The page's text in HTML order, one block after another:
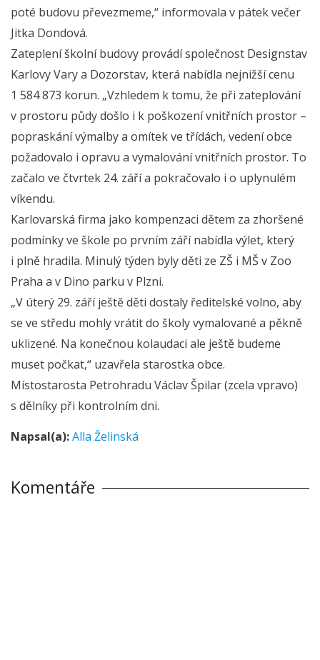
poté budovu převezmeme,“ informovala v pátek večer
Jitka Dondová.
Zateplení školní budovy provádí společnost Designstav
Karlovy Vary a Dozorstav, která nabídla nejnižší cenu
1 584 873 korun. „Vzhledem k tomu, že při zateplování
v prostoru půdy došlo i k poškození vnitřních prostor –
popraskání výmalby a omítek ve třídách, vedení obce
požadovalo i opravu a vymalování vnitřních prostor. To
začalo ve čtvrtek 24. září a pokračovalo i o uplynulém
víkendu.
Karlovarská firma jako kompenzaci dětem za zhoršené
podmínky ve škole po prvním září nabídla výlet, který
i plně hradila. Minulý týden byly děti ze ZŠ i MŠ v Zoo
Praha a v Dino parku v Plzni.
„V úterý 29. září ještě děti dostaly ředitelské volno, aby
se ve středu mohly vrátit do školy vymalované a pěkně
uklizené. Na konečnou kolaudaci ale ještě budeme
muset počkat,“ uzavřela starostka obce.
Místostarosta Petrohradu Václav Špilar (zcela vpravo)
s dělníky při kontrolním dni.
Napsal(a):Alla Želinská
Komentáře